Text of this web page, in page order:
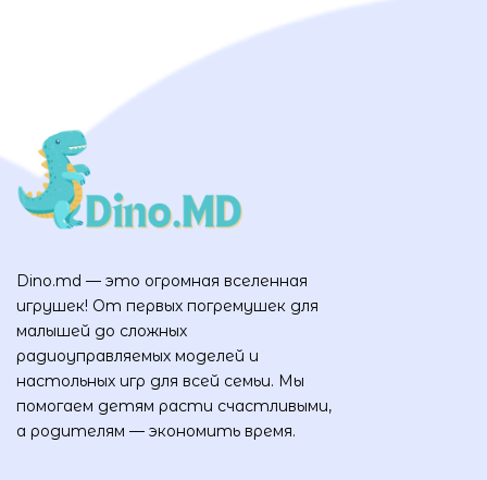
Dino.md — это огромная вселенная
игрушек! От первых погремушек для
малышей до сложных
радиоуправляемых моделей и
настольных игр для всей семьи. Мы
помогаем детям расти счастливыми,
а родителям — экономить время.